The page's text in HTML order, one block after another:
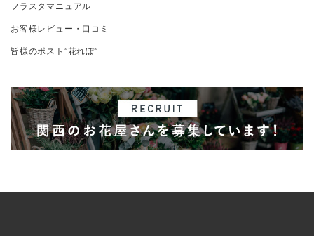
フラスタマニュアル
お客様レビュー・口コミ
皆様のポスト”花れぽ”